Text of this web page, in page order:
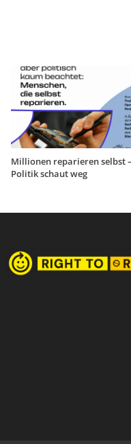
Millionen reparieren selbst
Politik schaut weg